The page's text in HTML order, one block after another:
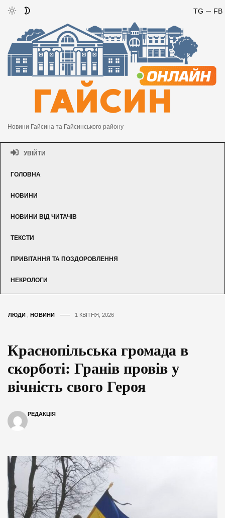
FB
TG
Новини Гайсина та Гайсинського району
УВІЙТИ
ГОЛОВНА
НОВИНИ
НОВИНИ ВІД ЧИТАЧІВ
ТЕКСТИ
ПРИВІТАННЯ ТА ПОЗДОРОВЛЕННЯ
НЕКРОЛОГИ
ЛЮДИ НОВИНИ 1 КВІТНЯ, 2026
Краснопільська громада в
скорботі: Гранів провів у
вічність свого Героя
РЕДАКЦІЯ